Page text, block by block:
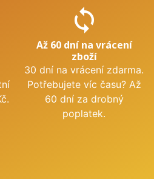
sync
Až 60 dní na vrácení
zboží
30 dní na vrácení zdarma.
Potřebujete víc času? Až
60 dní za drobný
poplatek.